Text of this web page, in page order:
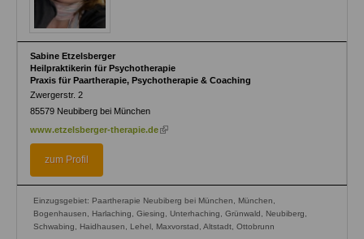
Sabine Etzelsberger
Heilpraktikerin für Psychotherapie
Praxis für Paartherapie, Psychotherapie & Coaching
Zwergerstr. 2
85579 Neubiberg bei München
www.etzelsberger-therapie.de (link
zum Profil
Einzugsgebiet: Paartherapie Neubiberg bei München, München,
Bogenhausen, Harlaching, Giesing, Unterhaching, Grünwald, Neubiberg,
Schwabing, Haidhausen, Lehel, Maxvorstad, Altstadt, Ottobrunn